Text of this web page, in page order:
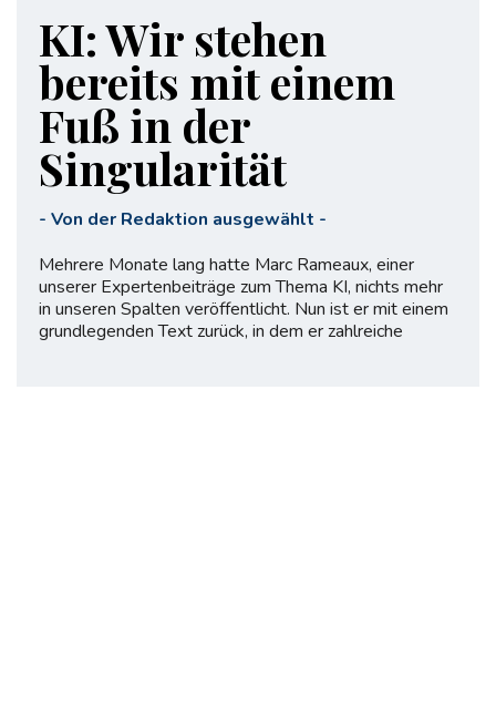
KI: Wir stehen
bereits mit einem
Fuß in der
Singularität
- Von der Redaktion ausgewählt -
Mehrere Monate lang hatte Marc Rameaux, einer
unserer Expertenbeiträge zum Thema KI, nichts mehr
in unseren Spalten veröffentlicht. Nun ist er mit einem
grundlegenden Text zurück, in dem er zahlreiche